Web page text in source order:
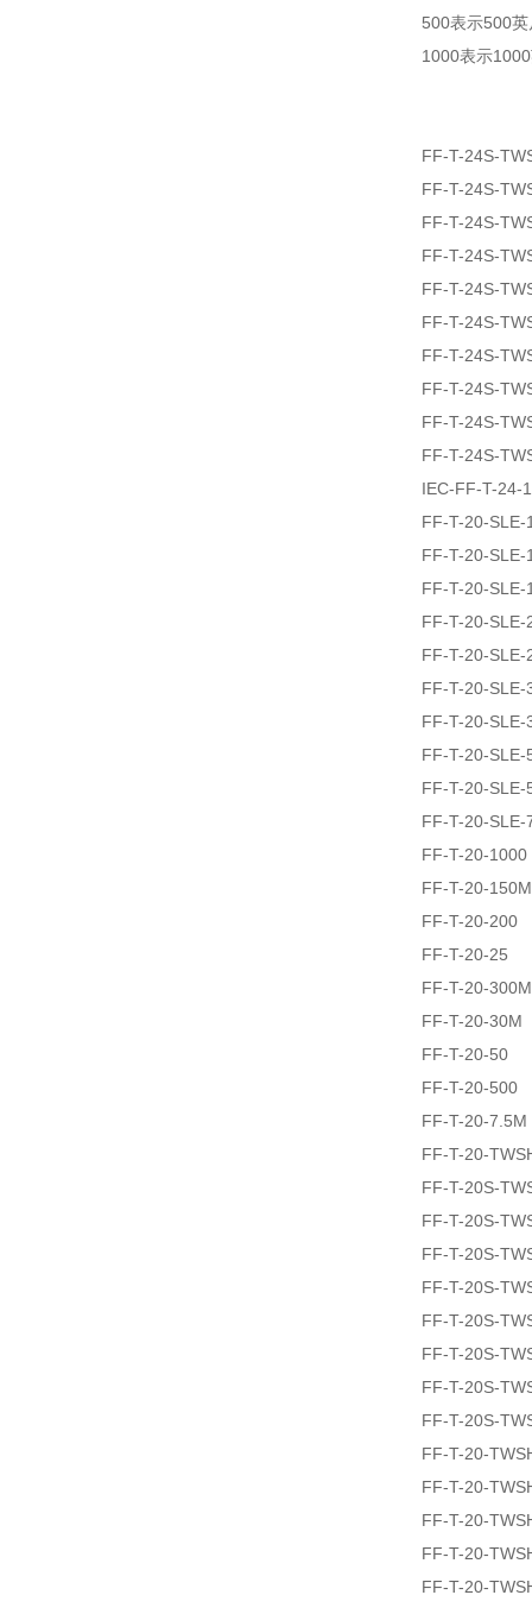
500表示500
1000表示
FF-T-24S-
FF-T-24S-
FF-T-24S-
FF-T-24S-
FF-T-24S-
FF-T-24S-
FF-T-24S-
FF-T-24S-
FF-T-24S-
FF-T-24S-
IEC-FF-T-24-
FF-T-20-SLE-
FF-T-20-SLE-
FF-T-20-SLE-
FF-T-20-SLE-
FF-T-20-SLE-
FF-T-20-SLE-
FF-T-20-SLE-
FF-T-20-SLE-
FF-T-20-SLE-
FF-T-20-
FF-T-20-1000
FF-T-20-150M
FF-T-20-200
FF-T-20-25
FF-T-20-300M
FF-T-20-30M
FF-T-20-50
FF-T-20-500
FF-T-20-7.5M
FF-T-20-
FF-T-20S-
FF-T-20S-
FF-T-20S-
FF-T-20S-
FF-T-20S-
FF-T-20S-
FF-T-20S-
FF-T-20S-
FF-T-20-
FF-T-20-
FF-T-20-
FF-T-20-
FF-T-20-